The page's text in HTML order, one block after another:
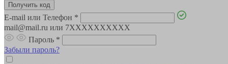
E-mail или Телефон *
mail@mail.ru или 7XXXXXXXXXX
Пароль *
Забыли пароль?